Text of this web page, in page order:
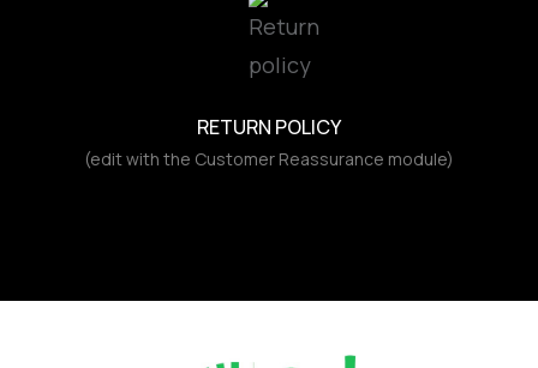
RETURN POLICY
(edit with the Customer Reassurance module)